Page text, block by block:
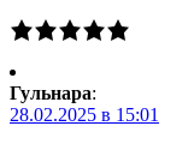
Гульнара:
28.02.2025 в 15:01